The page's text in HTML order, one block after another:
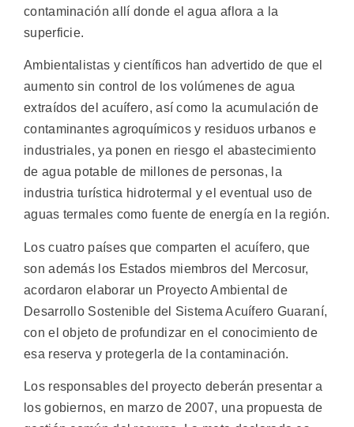
contaminación allí donde el agua aflora a la
superficie.
Ambientalistas y científicos han advertido de que el
aumento sin control de los volúmenes de agua
extraídos del acuífero, así como la acumulación de
contaminantes agroquímicos y residuos urbanos e
industriales, ya ponen en riesgo el abastecimiento
de agua potable de millones de personas, la
industria turística hidrotermal y el eventual uso de
aguas termales como fuente de energía en la región.
Los cuatro países que comparten el acuífero, que
son además los Estados miembros del Mercosur,
acordaron elaborar un Proyecto Ambiental de
Desarrollo Sostenible del Sistema Acuífero Guaraní,
con el objeto de profundizar en el conocimiento de
esa reserva y protegerla de la contaminación.
Los responsables del proyecto deberán presentar a
los gobiernos, en marzo de 2007, una propuesta de